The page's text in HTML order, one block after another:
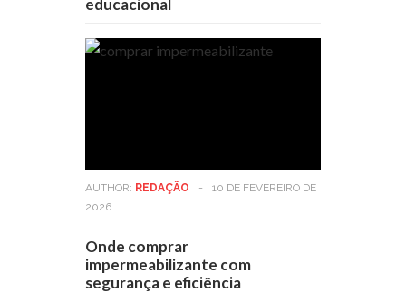
educacional
AUTHOR: REDAÇÃO -
10 DE FEVEREIRO DE
2026
Onde comprar
impermeabilizante com
segurança e eficiência